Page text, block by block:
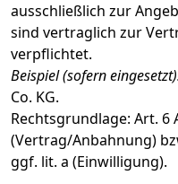
ausschließlich zur
sind vertraglich zur
verpflichtet.
Beispiel (sofern
Co. KG.
Rechtsgrundlage: Art. 6
(Vertrag/Anbahnung)
ggf. lit. a (Einwilligung).